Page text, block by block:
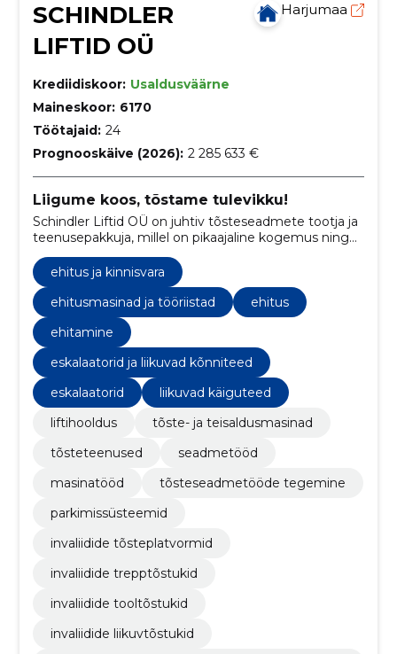
SCHINDLER
LIFTID OÜ
Harjumaa
Krediidiskoor: Usaldusväärne
Maineskoor: 6170
Töötajaid: 24
Prognooskäive (2026): 2 285 633 €
Liigume koos, tõstame tulevikku!
Schindler Liftid OÜ on juhtiv tõsteseadmete tootja ja
teenusepakkuja, millel on pikaajaline kogemus ning
kindel fookus innovatsioonile ja jätkusuutlikkusele.
ehitus ja kinnisvara
ehitusmasinad ja tööriistad
ehitus
ehitamine
eskalaatorid ja liikuvad kõnniteed
eskalaatorid
liikuvad käiguteed
liftihooldus
tõste- ja teisaldusmasinad
tõsteteenused
seadmetööd
masinatööd
tõsteseadmetööde tegemine
parkimissüsteemid
invaliidide tõsteplatvormid
invaliidide trepptõstukid
invaliidide tooltõstukid
invaliidide liikuvtõstukid